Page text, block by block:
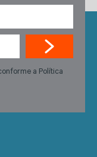
a Política